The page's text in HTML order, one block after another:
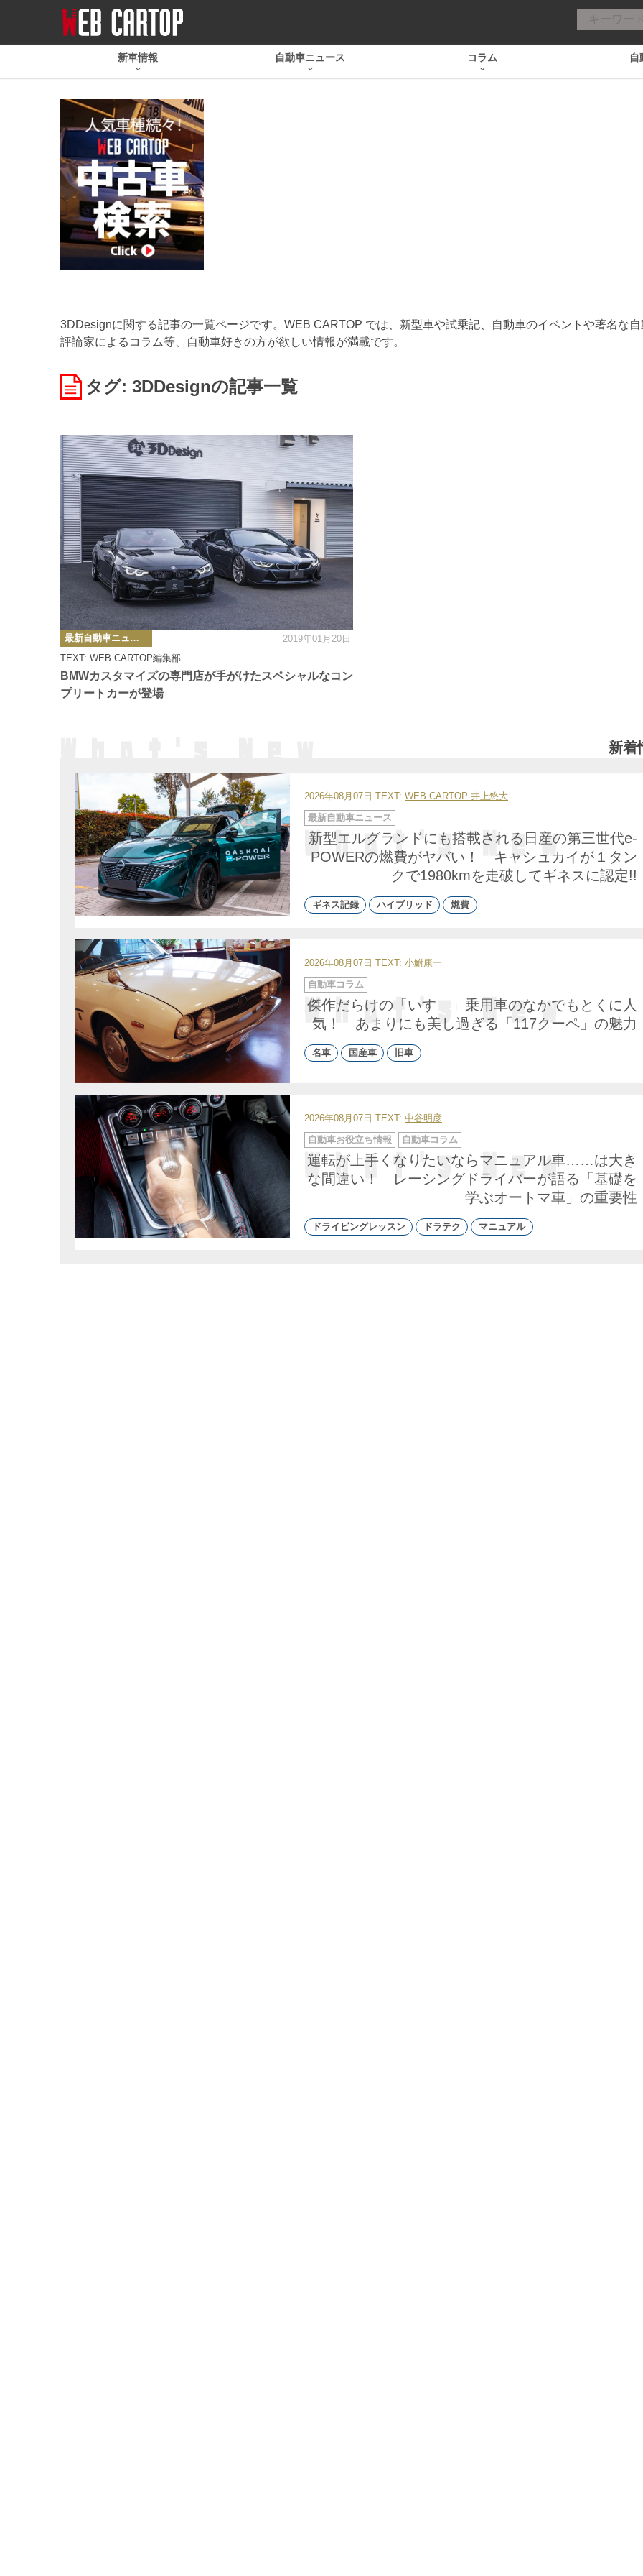
新車情報 自動車ニュース コラム 自
3DDesignに関する記事の一覧ページです。WEB CARTOP では、新型車や試乗記、自動車のイベントや著名な
評論家によるコラム等、自動車好きの方が欲しい情報が満載です。
タグ: 3DDesignの記事一覧
BMWカスタマイズの専門店が手がけたスペシャルなコン
プリートカーが登場
TEXT: WEB CARTOP編集部
カ
テ
ゴ
リ
ー
最新自動車ニュース 2019年01月20日
新着
2026年08月07日 TEXT: WEB CARTOP 井上悠大
新型エルグランドにも搭載される日産の第三世代e-
POWERの燃費がヤバい！ キャシュカイが１タン
クで1980kmを走破してギネスに認定!!
カ
テ
ゴ
リ
ー
最新自動車ニュース
ギネス記録 ハイブリッド 燃費
2026年08月07日 TEXT: 小鮒康一
傑作だらけの「いすゞ」乗用車のなかでもとくに人
気！ あまりにも美し過ぎる「117クーペ」の魅力
カ
テ
ゴ
リ
ー
自動車コラム
名車 国産車 旧車
2026年08月07日 TEXT: 中谷明彦
運転が上手くなりたいならマニュアル車……は大き
な間違い！ レーシングドライバーが語る「基礎を
学ぶオートマ車」の重要性
カ
テ
ゴ
リ
ー
自動車お役立ち情報 自動車コラム
ドライビングレッスン ドラテク マニュアル